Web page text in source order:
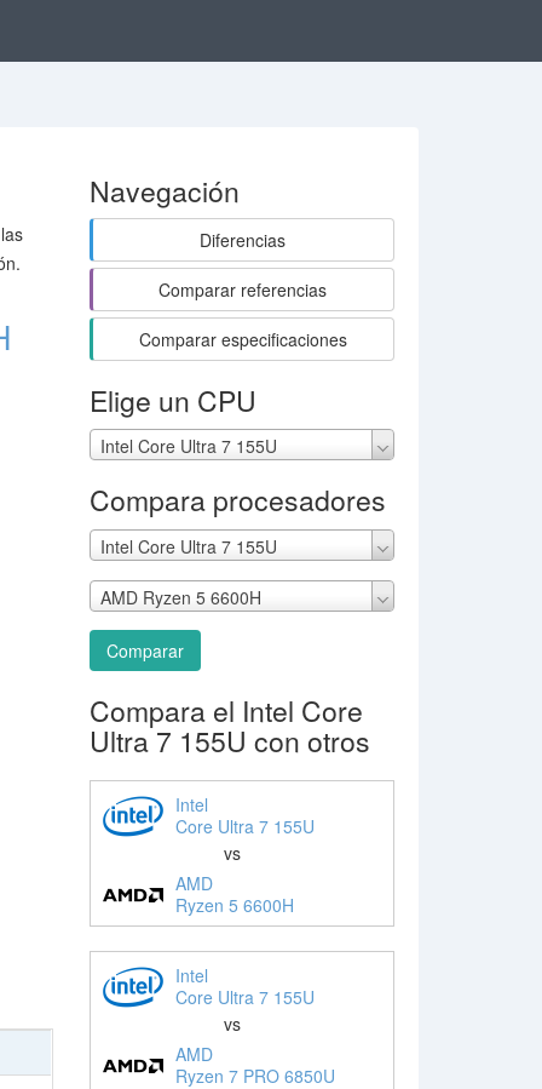
Navegación
Diferencias
Comparar referencias
Comparar especificaciones
Elige un CPU
Intel Core Ultra 7 155U
Compara procesadores
Intel Core Ultra 7 155U
AMD Ryzen 5 6600H
Comparar
Compara el Intel Core
Ultra 7 155U con otros
Intel
Core Ultra 7 155U
vs
AMD
Ryzen 5 6600H
Intel
Core Ultra 7 155U
vs
AMD
Ryzen 7 PRO 6850U